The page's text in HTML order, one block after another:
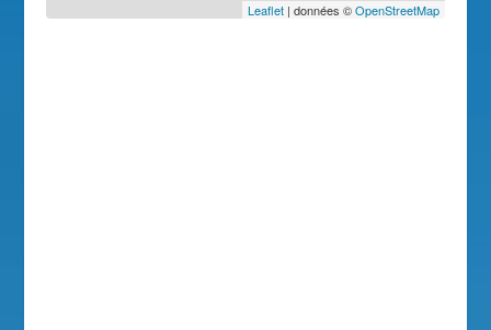
Leaflet| données ©OpenStreetMap